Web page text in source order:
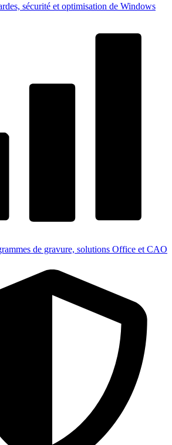
sécurité et optimisation de Windows
de gravure, solutions Office et CAO